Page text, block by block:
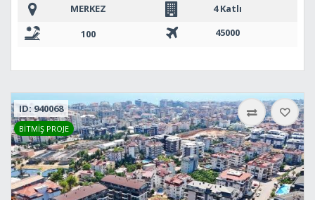
MERKEZ
4 Katlı
100
45000
ID: 940068
BİTMİŞ PROJE